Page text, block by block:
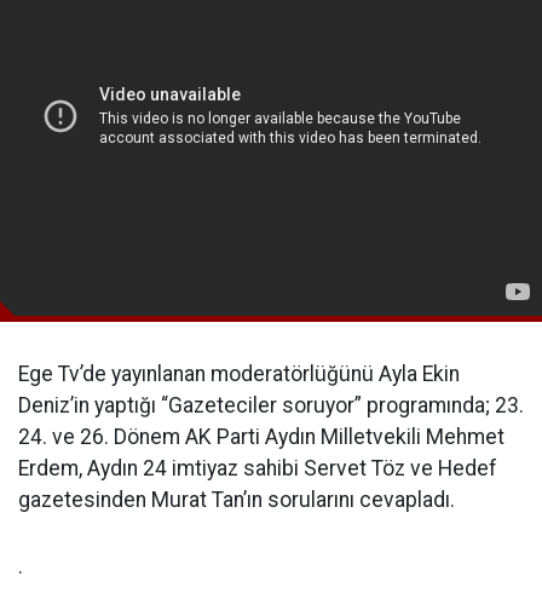
Ege Tv’de yayınlanan moderatörlüğünü Ayla Ekin
Deniz’in yaptığı “Gazeteciler soruyor” programında; 23.
24. ve 26. Dönem AK Parti Aydın Milletvekili Mehmet
Erdem, Aydın 24 imtiyaz sahibi Servet Töz ve Hedef
gazetesinden Murat Tan’ın sorularını cevapladı.
.